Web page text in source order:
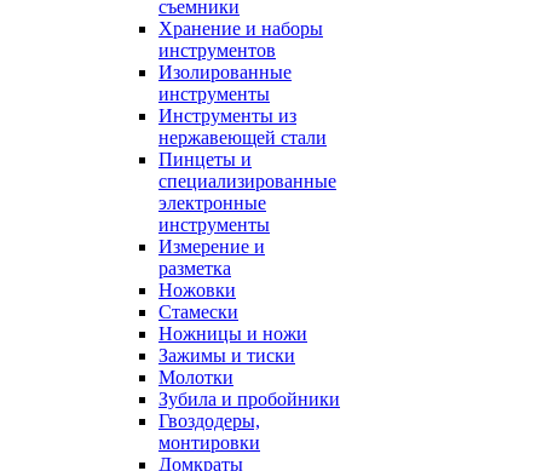
съемники
Хранение и наборы
инструментов
Изолированные
инструменты
Инструменты из
нержавеющей стали
Пинцеты и
специализированные
электронные
инструменты
Измерение и
разметка
Ножовки
Стамески
Ножницы и ножи
Зажимы и тиски
Молотки
Зубила и пробойники
Гвоздодеры,
монтировки
Домкраты